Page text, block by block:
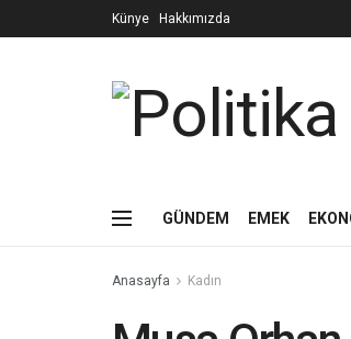
Künye Hakkımızda
GÜNDEM EMEK
Anasayfa Kadın